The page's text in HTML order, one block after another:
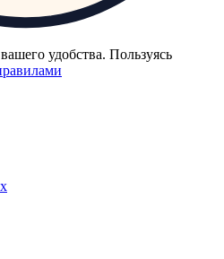
удобства. Пользуясь